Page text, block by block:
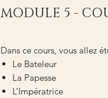
MODULE 5 -
Dans ce cours, vous allez
Le Bateleur
La Papesse
L’Impératrice